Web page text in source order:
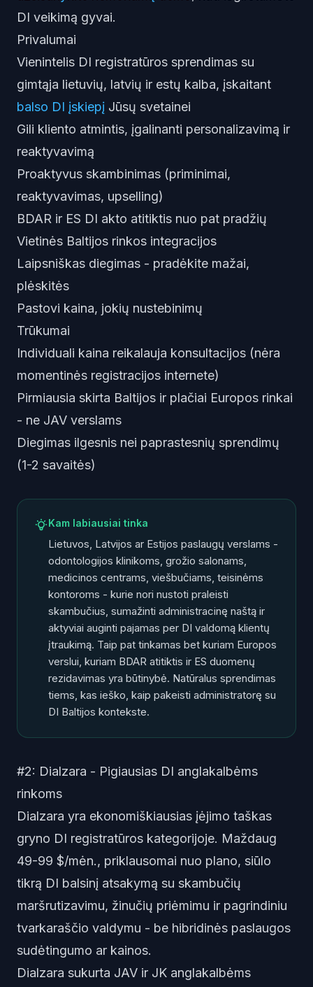
DI veikimą gyvai.
Privalumai
Vienintelis DI registratūros sprendimas su
gimtąja lietuvių, latvių ir estų kalba, įskaitant
balso DI įskiepį Jūsų svetainei
Gili kliento atmintis, įgalinanti personalizavimą ir
reaktyvavimą
Proaktyvus skambinimas (priminimai,
reaktyvavimas, upselling)
BDAR ir ES DI akto atitiktis nuo pat pradžių
Vietinės Baltijos rinkos integracijos
Laipsniškas diegimas - pradėkite mažai,
plėskitės
Pastovi kaina, jokių nustebinimų
Trūkumai
Individuali kaina reikalauja konsultacijos (nėra
momentinės registracijos internete)
Pirmiausia skirta Baltijos ir plačiai Europos rinkai
- ne JAV verslams
Diegimas ilgesnis nei paprastesnių sprendimų
(1-2 savaitės)
Kam labiausiai tinka
Lietuvos, Latvijos ar Estijos paslaugų verslams -
odontologijos klinikoms, grožio salonams,
medicinos centrams, viešbučiams, teisinėms
kontoroms - kurie nori nustoti praleisti
skambučius, sumažinti administracinę naštą ir
aktyviai auginti pajamas per DI valdomą klientų
įtraukimą. Taip pat tinkamas bet kuriam Europos
verslui, kuriam BDAR atitiktis ir ES duomenų
rezidavimas yra būtinybė. Natūralus sprendimas
tiems, kas ieško, kaip pakeisti administratorę su
DI Baltijos kontekste.
#2: Dialzara - Pigiausias DI anglakalbėms
rinkoms
Dialzara yra ekonomiškiausias įėjimo taškas
gryno DI registratūros kategorijoje. Maždaug
49-99 $/mėn., priklausomai nuo plano, siūlo
tikrą DI balsinį atsakymą su skambučių
maršrutizavimu, žinučių priėmimu ir pagrindiniu
tvarkaraščio valdymu - be hibridinės paslaugos
sudėtingumo ar kainos.
Dialzara sukurta JAV ir JK anglakalbėms